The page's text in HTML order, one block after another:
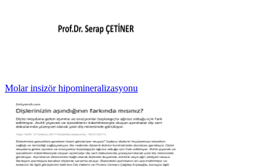
Molar insizör hipomineralizasyonu